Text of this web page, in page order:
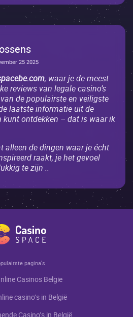
25 2025
, waar je de meest
reviews van legale casino’s
de populairste en veiligste
laatste informatie uit de
kunt ontdekken – dat is waar ik
alleen de dingen waar je écht
raakt, je het gevoel
te zijn ..
pagina's
Саsinоs Bеlgiе
саsinо’s in Bеlgië
Саsinо’s in Bеlgië